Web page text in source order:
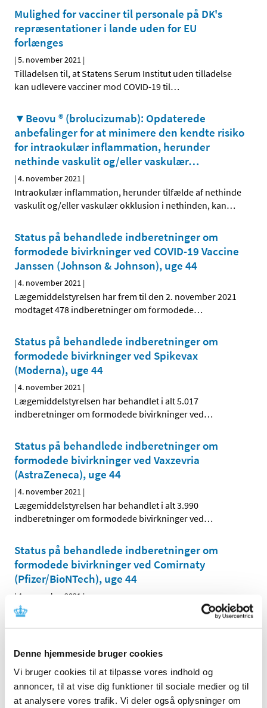
Denne hjemmeside bruger cookies
Vi bruger cookies til at tilpasse vores indhold og
annoncer, til at vise dig funktioner til sociale medier og til
at analysere vores trafik. Vi deler også oplysninger om
Mulighed for vacciner til personale på DK's
repræsentationer i lande uden for EU
forlænges
|5. november 2021 |
Tilladelsen til, at Statens Serum Institut uden tilladelse
kan udlevere vacciner mod COVID-19 til…
▼Beovu ® (brolucizumab): Opdaterede
anbefalinger for at minimere den kendte risiko
for intraokulær inflammation, herunder
nethinde vaskulit og/eller vaskulær…
|4. november 2021 |
Intraokulær inflammation, herunder tilfælde af nethinde
vaskulit og/eller vaskulær okklusion i nethinden, kan…
Status på behandlede indberetninger om
formodede bivirkninger ved COVID-19 Vaccine
Janssen (Johnson & Johnson), uge 44
|4. november 2021 |
Lægemiddelstyrelsen har frem til den 2. november 2021
modtaget 478 indberetninger om formodede…
Status på behandlede indberetninger om
formodede bivirkninger ved Spikevax
(Moderna), uge 44
|4. november 2021 |
Lægemiddelstyrelsen har behandlet i alt 5.017
indberetninger om formodede bivirkninger ved…
Status på behandlede indberetninger om
formodede bivirkninger ved Vaxzevria
(AstraZeneca), uge 44
|4. november 2021 |
Lægemiddelstyrelsen har behandlet i alt 3.990
indberetninger om formodede bivirkninger ved…
Status på behandlede indberetninger om
formodede bivirkninger ved Comirnaty
(Pfizer/BioNTech), uge 44
| 4. november 2021 |
Lægemiddelstyrelsen har behandlet i alt 10.372
Lægemiddelstyrelsens vejledning om
ekstraordinære tiltag i kliniske forsøg under
COVID-19 forlænges ikke efter 1. december
2021